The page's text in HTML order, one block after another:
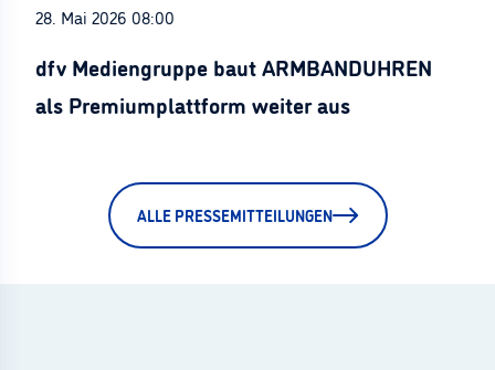
28. Mai 2026 08:00
dfv Mediengruppe baut ARMBANDUHREN
als Premiumplattform weiter aus
ALLE PRESSEMITTEILUNGEN